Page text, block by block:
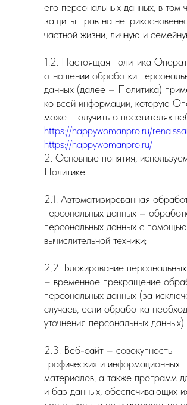
его персональных данных, в том
защиты прав на
частной жизни, личную и
1.2. Настоящая политика
отношении обработки
данных (далее – Политика)
ко всей информации, которую
может получить о посетителях
https://happywomanpro.ru/
https://happywomanpro.ru/
2. Основные понятия,
Политике
2.1. Автоматизированная
персональных данных –
персональных данных с
вычислительной техники;
2.2. Блокирование
– временное прекращение
персональных данных (за
случаев, если обработка
уточнения персональных данных);
2.3. Веб-сайт – совокупность
графических и информационных
материалов, а также программ
и баз данных, обеспечивающих